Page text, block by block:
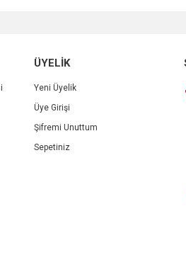
ÜYELİK
Yeni Üyelik
Üye Girişi
Şifremi Unuttum
Sepetiniz